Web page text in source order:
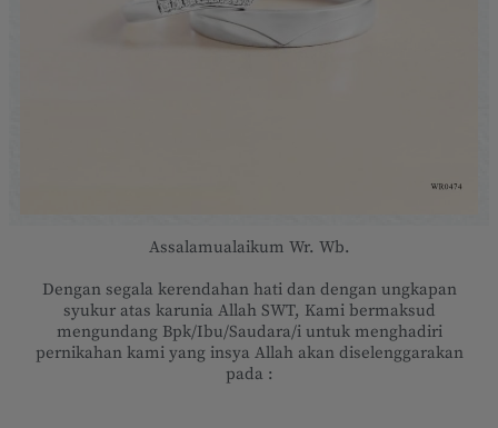
Assalamualaikum Wr. Wb.
Dengan segala kerendahan hati dan dengan ungkapan
syukur atas karunia Allah SWT, Kami bermaksud
mengundang Bpk/Ibu/Saudara/i untuk menghadiri
pernikahan kami yang insya Allah akan diselenggarakan
pada :